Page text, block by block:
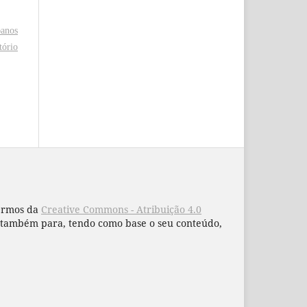
da Creative Commons - Atribuição 4.0
para, tendo como base o seu conteúdo,